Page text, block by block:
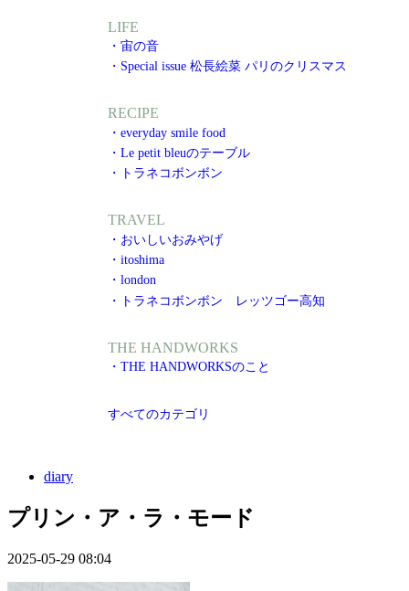
LIFE
・宙の音
・Special issue 松長絵菜 パリのクリスマス
RECIPE
・everyday smile food
・Le petit bleuのテーブル
・トラネコボンボン
TRAVEL
・おいしいおみやげ
・itoshima
・london
・トラネコボンボン レッツゴー高知
THE HANDWORKS
・THE HANDWORKSのこと
すべてのカテゴリ
diary
プリン・ア・ラ・モード
2025-05-29 08:04